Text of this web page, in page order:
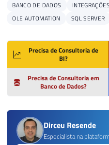
BANCO DE DADOS INTEGRAÇÕES
OLE AUTOMATION
SQL SERVER
Precisa de Consultoria de
BI?
Precisa de Consultoria em
Banco de Dados?
Dirceu Resende
Especialista na